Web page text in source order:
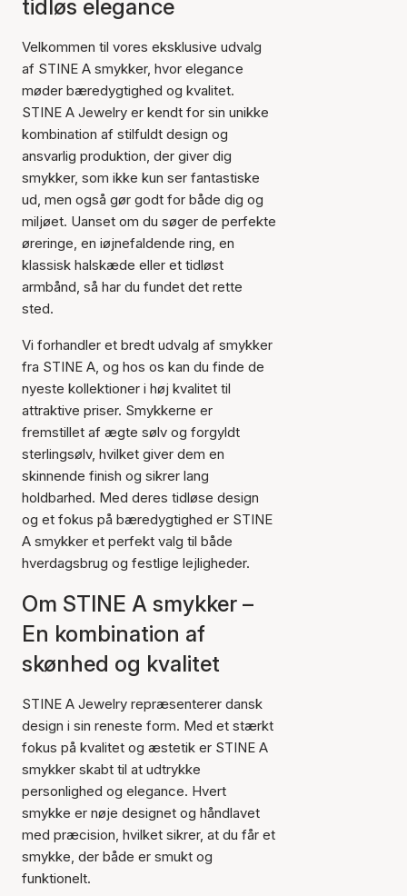
tidløs elegance
Velkommen til vores eksklusive udvalg
af STINE A smykker, hvor elegance
møder bæredygtighed og kvalitet.
STINE A Jewelry er kendt for sin unikke
kombination af stilfuldt design og
ansvarlig produktion, der giver dig
smykker, som ikke kun ser fantastiske
ud, men også gør godt for både dig og
miljøet. Uanset om du søger de perfekte
øreringe, en iøjnefaldende ring, en
klassisk halskæde eller et tidløst
armbånd, så har du fundet det rette
sted.
Vi forhandler et bredt udvalg af smykker
fra STINE A, og hos os kan du finde de
nyeste kollektioner i høj kvalitet til
attraktive priser. Smykkerne er
fremstillet af ægte sølv og forgyldt
sterlingsølv, hvilket giver dem en
skinnende finish og sikrer lang
holdbarhed. Med deres tidløse design
og et fokus på bæredygtighed er STINE
A smykker et perfekt valg til både
hverdagsbrug og festlige lejligheder.
Om STINE A smykker –
En kombination af
skønhed og kvalitet
STINE A Jewelry repræsenterer dansk
design i sin reneste form. Med et stærkt
fokus på kvalitet og æstetik er STINE A
smykker skabt til at udtrykke
personlighed og elegance. Hvert
smykke er nøje designet og håndlavet
med præcision, hvilket sikrer, at du får et
smykke, der både er smukt og
funktionelt.